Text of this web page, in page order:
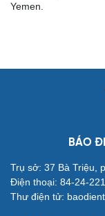
Yemen.
BÁO
Trụ sở: 37 Bà Triệu,
Điện thoại: 84-24-
Thư điện tử: